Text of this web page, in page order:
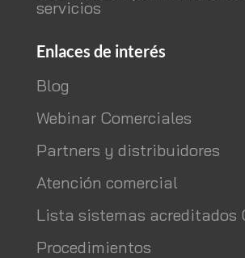
servicios
Enlaces de interés
Blog
Webinar Comerciales
Partners y distribuidores
Atención comercial
Lista sistemas acreditados
Procedimientos